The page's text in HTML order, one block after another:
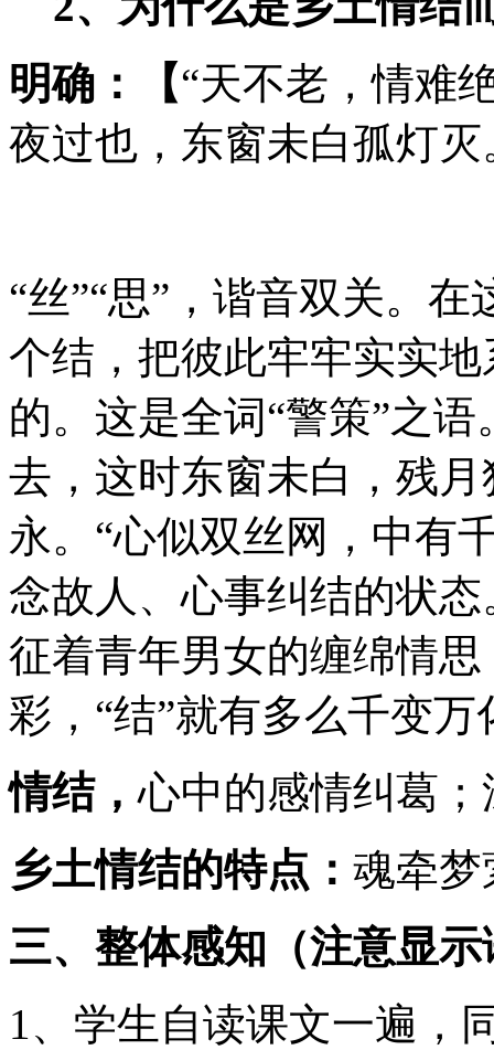
明确：【“天不老，情难
夜过也，东窗未白孤灯灭
“丝”“思”，谐音双关。
个结，把彼此牢牢实实
的。这是全词“警策”之
去，这时东窗未白，残
永。“心似双丝网，中有
念故人、心事纠结的状
征着青年男女的缠绵情
彩，“结”就有多么千变万
情结，心中的感情纠葛
乡土情结的特点： 魂牵梦
三、 整体感知（注意显
1、学生自读课文一遍，